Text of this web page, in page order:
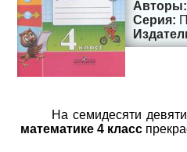
На семидесяти
математике 4 класс